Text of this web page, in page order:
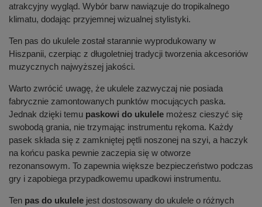
atrakcyjny wygląd. Wybór barw nawiązuje do tropikalnego
klimatu, dodając przyjemnej wizualnej stylistyki.
Ten pas do ukulele został starannie wyprodukowany w
Hiszpanii, czerpiąc z długoletniej tradycji tworzenia akcesoriów
muzycznych najwyższej jakości.
Warto zwrócić uwagę, że ukulele zazwyczaj nie posiada
fabrycznie zamontowanych punktów mocujących paska.
Jednak dzięki temu paskowi do ukulele możesz cieszyć się
swobodą grania, nie trzymając instrumentu rękoma. Każdy
pasek składa się z zamkniętej pętli noszonej na szyi, a haczyk
na końcu paska pewnie zaczepia się w otworze
rezonansowym. To zapewnia większe bezpieczeństwo podczas
gry i zapobiega przypadkowemu upadkowi instrumentu.
Ten pas do ukulele jest dostosowany do ukulele o różnych